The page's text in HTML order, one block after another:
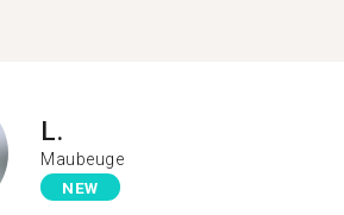
L.
Maubeuge
NEW